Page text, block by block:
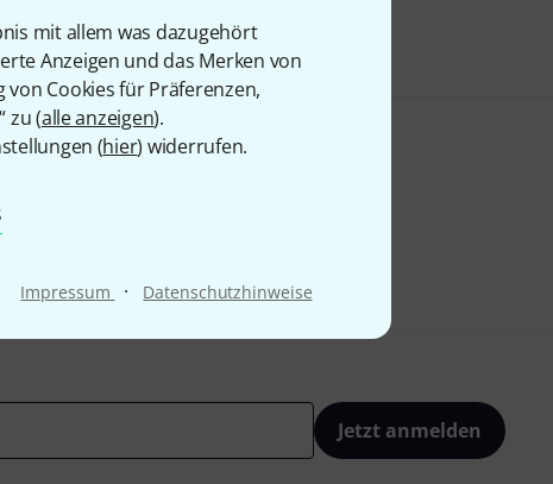
mit allem was dazugehört
Anzeigen und das Merken von
von Cookies für Präferenzen,
zu (alle anzeigen).
(hier) widerrufen.
Impressum · Datenschutzhinweise
Jetzt anmelden